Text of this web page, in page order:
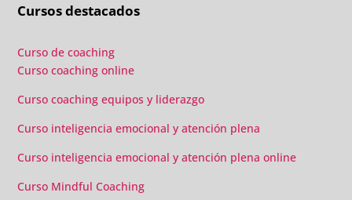
Cursos destacados
Curso de coaching
Curso coaching online
Curso coaching equipos y liderazgo
Curso inteligencia emocional y atención plena
Curso inteligencia emocional y atención plena online
Curso Mindful Coaching